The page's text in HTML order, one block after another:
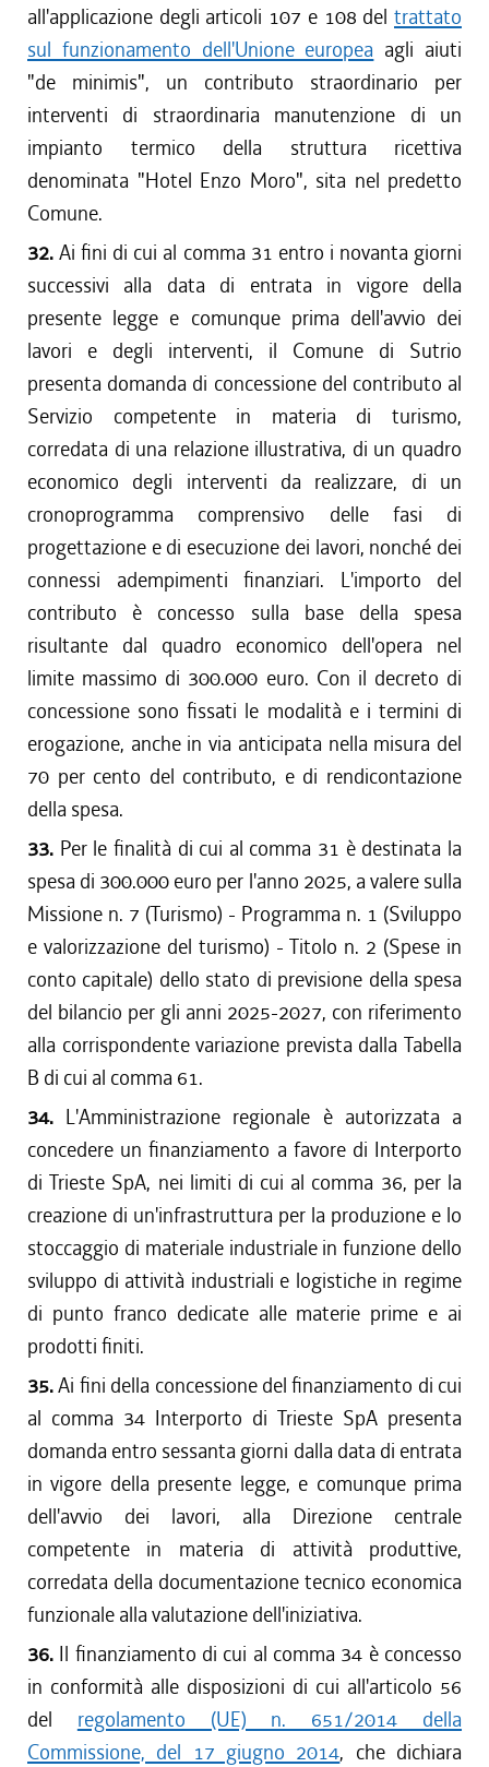
all'applicazione degli articoli 107 e 108 del trattato
sul funzionamento dell'Unione europea agli aiuti
"de minimis", un contributo straordinario per
interventi di straordinaria manutenzione di un
impianto termico della struttura ricettiva
denominata "Hotel Enzo Moro", sita nel predetto
Comune.
32.Ai fini di cui al comma 31 entro i novanta giorni
successivi alla data di entrata in vigore della
presente legge e comunque prima dell'avvio dei
lavori e degli interventi, il Comune di Sutrio
presenta domanda di concessione del contributo al
Servizio competente in materia di turismo,
corredata di una relazione illustrativa, di un quadro
economico degli interventi da realizzare, di un
cronoprogramma comprensivo delle fasi di
progettazione e di esecuzione dei lavori, nonché dei
connessi adempimenti finanziari. L'importo del
contributo è concesso sulla base della spesa
risultante dal quadro economico dell'opera nel
limite massimo di 300.000 euro. Con il decreto di
concessione sono fissati le modalità e i termini di
erogazione, anche in via anticipata nella misura del
70 per cento del contributo, e di rendicontazione
della spesa.
33. Per le finalità di cui al comma 31 è destinata la
spesa di 300.000 euro per l'anno 2025, a valere sulla
Missione n. 7 (Turismo) - Programma n. 1 (Sviluppo
e valorizzazione del turismo) - Titolo n. 2 (Spese in
conto capitale) dello stato di previsione della spesa
del bilancio per gli anni 2025-2027, con riferimento
alla corrispondente variazione prevista dalla Tabella
B di cui al comma 61.
34. L'Amministrazione regionale è autorizzata a
concedere un finanziamento a favore di Interporto
di Trieste SpA, nei limiti di cui al comma 36, per la
creazione di un'infrastruttura per la produzione e lo
stoccaggio di materiale industriale in funzione dello
sviluppo di attività industriali e logistiche in regime
di punto franco dedicate alle materie prime e ai
prodotti finiti.
35.Ai fini della concessione del finanziamento di cui
al comma 34 Interporto di Trieste SpA presenta
domanda entro sessanta giorni dalla data di entrata
in vigore della presente legge, e comunque prima
dell'avvio dei lavori, alla Direzione centrale
competente in materia di attività produttive,
corredata della documentazione tecnico economica
funzionale alla valutazione dell'iniziativa.
36. Il finanziamento di cui al comma 34 è concesso
in conformità alle disposizioni di cui all'articolo 56
del regolamento (UE) n. 651/2014 della
Commissione, del 17 giugno 2014, che dichiara